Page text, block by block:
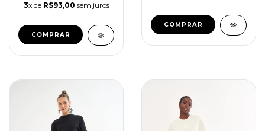
3x de R$93,00 sem juros
COMPRAR
COMPRAR